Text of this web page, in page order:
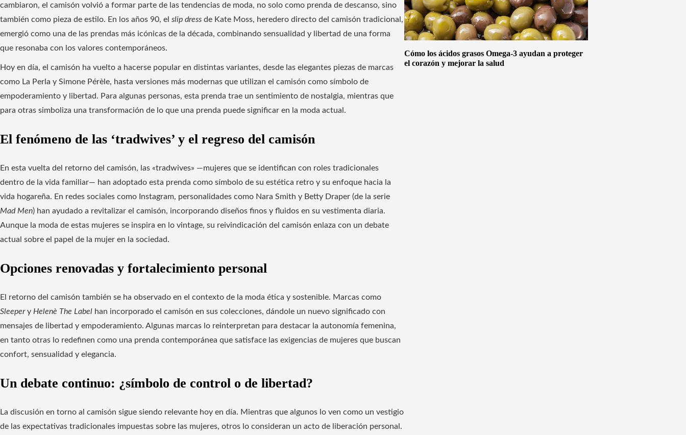
cambiaron, el camisón volvió a formar parte de las tendencias de moda, no solo como prenda de descanso, sino
también como pieza de estilo. En los años 90, el slip dress de Kate Moss, heredero directo del camisón tradicional,
emergió como una de las prendas más icónicas de la década, combinando sensualidad y libertad de una forma
que resonaba con los valores contemporáneos.
Hoy en día, el camisón ha vuelto a hacerse popular en distintas variantes, desde las elegantes piezas de marcas
como La Perla y Simone Pérèle, hasta versiones más modernas que utilizan el camisón como símbolo de
empoderamiento y libertad. Para algunas personas, esta prenda trae un sentimiento de nostalgia, mientras que
para otras simboliza una transformación de lo que una prenda puede significar en la moda actual.
El fenómeno de las ‘tradwives’ y el regreso del camisón
En esta vuelta del retorno del camisón, las «tradwives» —mujeres que se identifican con roles tradicionales
dentro de la vida familiar— han adoptado esta prenda como símbolo de su estética retro y su enfoque hacia la
vida hogareña. En redes sociales como Instagram, personalidades como Nara Smith y Betty Draper (de la serie
Mad Men) han ayudado a revitalizar el camisón, incorporando diseños finos y fluidos en su vestimenta diaria.
Aunque la moda de estas mujeres se inspira en lo vintage, su reivindicación del camisón enlaza con un debate
actual sobre el papel de la mujer en la sociedad.
Opciones renovadas y fortalecimiento personal
El retorno del camisón también se ha observado en el contexto de la moda ética y sostenible. Marcas como
Sleepery Helenè The Label han incorporado el camisón en sus colecciones, dándole un nuevo significado con
mensajes de libertad y empoderamiento. Algunas marcas lo reinterpretan para destacar la autonomía femenina,
en tanto otras lo redefinen como una prenda contemporánea que satisface las exigencias de mujeres que buscan
confort, sensualidad y elegancia.
Un debate continuo: ¿símbolo de control o de libertad?
La discusión en torno al camisón sigue siendo relevante hoy en día. Mientras que algunos lo ven como un vestigio
de las expectativas tradicionales impuestas sobre las mujeres, otros lo consideran un acto de liberación personal.
Cómo los ácidos grasos Omega-3 ayudan a proteger
el corazón y mejorar la salud